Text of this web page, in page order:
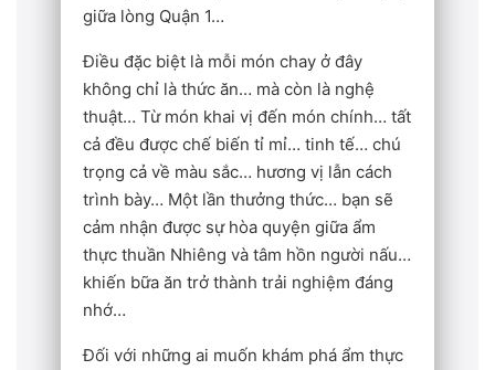
giữa lòng Quận 1…
Điều đặc biệt là mỗi món chay ở đây
không chỉ là thức ăn… mà còn là nghệ
thuật… Từ món khai vị đến món chính… tất
cả đều được chế biến tỉ mỉ… tinh tế… chú
trọng cả về màu sắc… hương vị lẫn cách
trình bày… Một lần thưởng thức… bạn sẽ
cảm nhận được sự hòa quyện giữa ẩm
thực thuần Nhiêng và tâm hồn người nấu…
khiến bữa ăn trở thành trải nghiệm đáng
nhớ…
Đối với những ai muốn khám phá ẩm thực